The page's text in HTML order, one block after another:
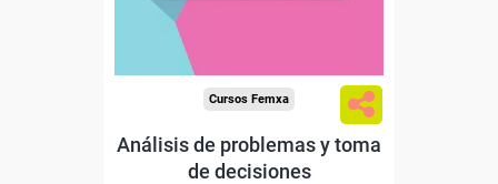
Cursos Femxa
Análisis de problemas y toma
de decisiones